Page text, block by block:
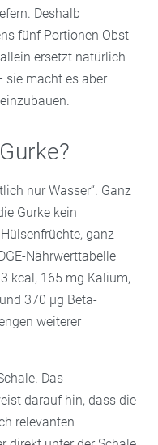
Deshalb
fünf Portionen Obst
ersetzt natürlich
sie macht es aber
nur Wasser“. Ganz
Gurke kein
ganz
Nährwerttabelle
kcal, 165 mg Kalium,
und 370 µg Beta-
weiterer
Das
darauf hin, dass die
relevanten